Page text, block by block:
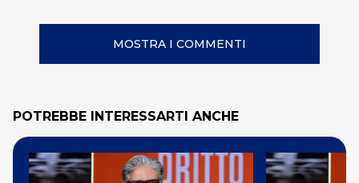
MOSTRA I COMMENTI
POTREBBE INTERESSARTI ANCHE